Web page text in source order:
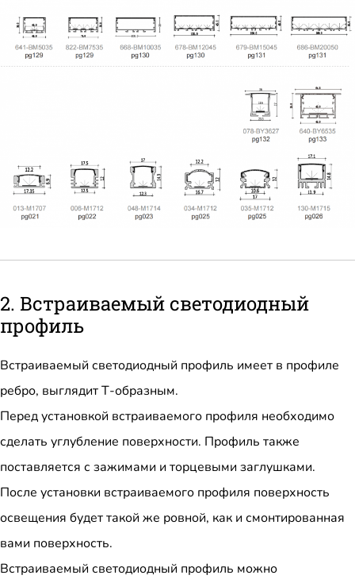
2. Встраиваемый светодиодный
профиль
Встраиваемый светодиодный профиль имеет в профиле
ребро, выглядит Т-образным.
Перед установкой встраиваемого профиля необходимо
сделать углубление поверхности. Профиль также
поставляется с зажимами и торцевыми заглушками.
После установки встраиваемого профиля поверхность
освещения будет такой же ровной, как и смонтированная
вами поверхность.
Встраиваемый светодиодный профиль можно